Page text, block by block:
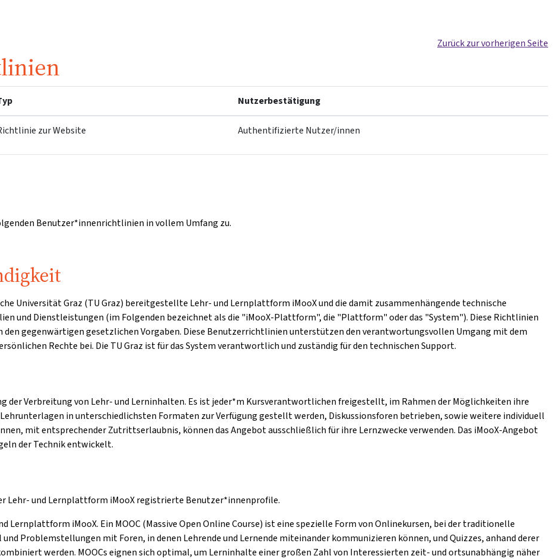
Zurück zur vorherigen Seite
Nutzerbestätigung
zur Website Authentifizierte Nutzer/innen
Benutzer*innenrichtlinien in vollem Umfang zu.
Universität Graz (TU Graz) bereitgestellte Lehr- und Lernplattform iMooX und die damit zusammenhängende technische
und Dienstleistungen (im Folgenden bezeichnet als die "iMooX-Plattform", die "Plattform" oder das "System"). Diese Richtlinien
den gegenwärtigen gesetzlichen Vorgaben. Diese Benutzerrichtlinien unterstützen den verantwortungsvollen Umgang mit dem
Rechte bei. Die TU Graz ist für das System verantwortlich und zuständig für den technischen Support.
der Verbreitung von Lehr- und Lerninhalten. Es ist jeder*m Kursverantwortlichen freigestellt, im Rahmen der Möglichkeiten ihre
in unterschiedlichsten Formaten zur Verfügung gestellt werden, Diskussionsforen betrieben, sowie weitere individuell
mit entsprechender Zutrittserlaubnis, können das Angebot ausschließlich für ihre Lernzwecke verwenden. Das iMooX-Angebot
der Technik entwickelt.
Lehr- und Lernplattform iMooX registrierte Benutzer*innenprofile.
Lernplattform iMooX. Ein MOOC (Massive Open Online Course) ist eine spezielle Form von Onlinekursen, bei der traditionelle
Problemstellungen mit Foren, in denen Lehrende und Lernende miteinander kommunizieren können, und Quizzes, anhand derer
werden. MOOCs eignen sich optimal, um Lerninhalte einer großen Zahl von Interessierten zeit- und ortsunabhängig näher